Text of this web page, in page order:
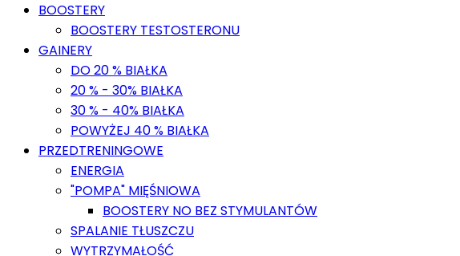
BOOSTERY
BOOSTERY TESTOSTERONU
GAINERY
DO 20 % BIAŁKA
20 % - 30% BIAŁKA
30 % - 40% BIAŁKA
POWYŻEJ 40 % BIAŁKA
PRZEDTRENINGOWE
ENERGIA
"POMPA" MIĘŚNIOWA
BOOSTERY NO BEZ STYMULANTÓW
SPALANIE TŁUSZCZU
WYTRZYMAŁOŚĆ